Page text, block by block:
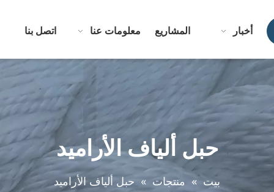
أخبار المشاريع معلومات عنا اتصل بنا
حبل ألياف الأراميد
بيت » منتجات » حبل ألياف الأراميد